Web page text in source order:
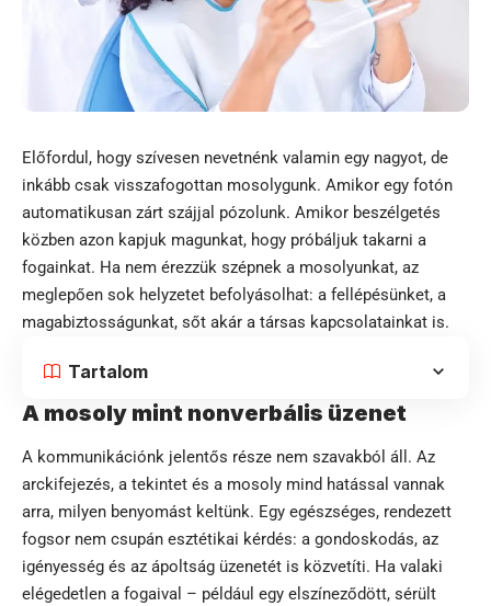
Előfordul, hogy szívesen nevetnénk valamin egy nagyot, de
inkább csak visszafogottan mosolygunk. Amikor egy fotón
automatikusan zárt szájjal pózolunk. Amikor beszélgetés
közben azon kapjuk magunkat, hogy próbáljuk takarni a
fogainkat. Ha nem érezzük szépnek a mosolyunkat, az
meglepően sok helyzetet befolyásolhat: a fellépésünket, a
magabiztosságunkat, sőt akár a társas kapcsolatainkat is.
Tartalom
A mosoly mint nonverbális üzenet
A kommunikációnk jelentős része nem szavakból áll. Az
arckifejezés, a tekintet és a mosoly mind hatással vannak
arra, milyen benyomást keltünk. Egy egészséges, rendezett
fogsor nem csupán esztétikai kérdés: a gondoskodás, az
igényesség és az ápoltság üzenetét is közvetíti. Ha valaki
elégedetlen a fogaival – például egy elszíneződött, sérült